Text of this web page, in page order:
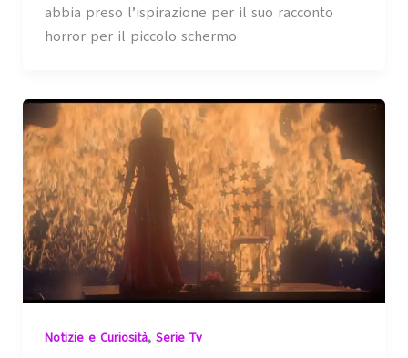
abbia preso l’ispirazione per il suo racconto
horror per il piccolo schermo
Notizie e Curiosità, Serie Tv